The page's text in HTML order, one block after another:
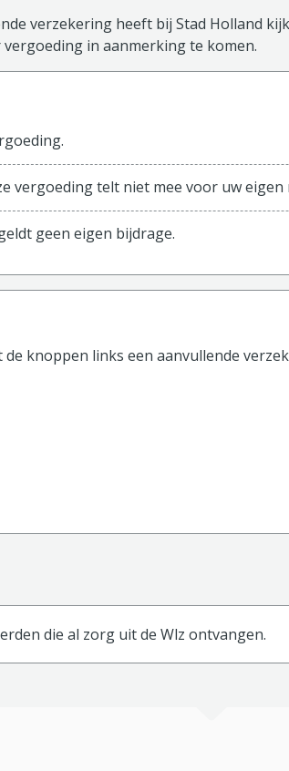
verzekering heeft bij Stad Holland
in aanmerking te komen.
vergoeding telt niet mee voor uw eigen
geen eigen bijdrage.
de knoppen links een aanvullende
die al zorg uit de Wlz ontvangen.